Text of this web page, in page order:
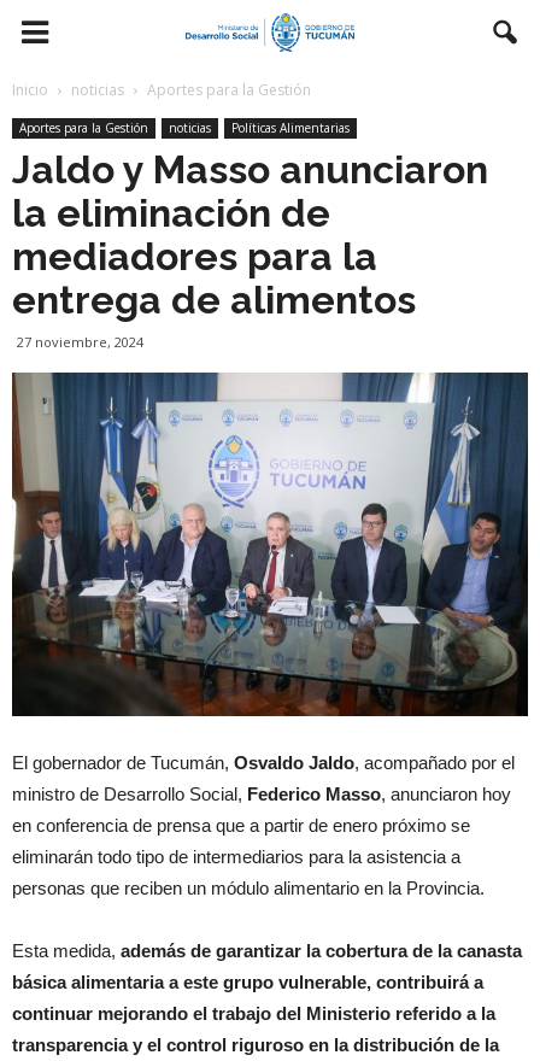
Inicio noticias Aportes para la Gestión
Aportes para la Gestión noticias Políticas Alimentarias
Jaldo y Masso anunciaron
la eliminación de
mediadores para la
entrega de alimentos
27 noviembre, 2024
El gobernador de Tucumán, Osvaldo Jaldo, acompañado por el
ministro de Desarrollo Social, Federico Masso, anunciaron hoy
en conferencia de prensa que a partir de enero próximo se
eliminarán todo tipo de intermediarios para la asistencia a
personas que reciben un módulo alimentario en la Provincia.
Esta medida, además de garantizar la cobertura de la canasta
básica alimentaria a este grupo vulnerable, contribuirá a
continuar mejorando el trabajo del Ministerio referido a la
transparencia y el control riguroso en la distribución de la